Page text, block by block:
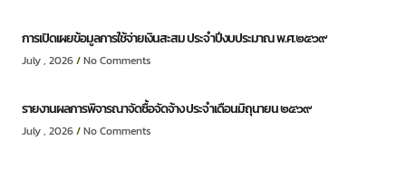
การเปิดเผยข้อมูลการใช้จ่ายเงินสะสม ประจำปีงบประมาณ พ.ศ.๒๕๖๙
July , 2026 No Comments
รายงานผลการพิจารณาจัดซื้อจัดจ้าง ประจำเดือนมิถุนายน ๒๕๖๙
July , 2026 No Comments